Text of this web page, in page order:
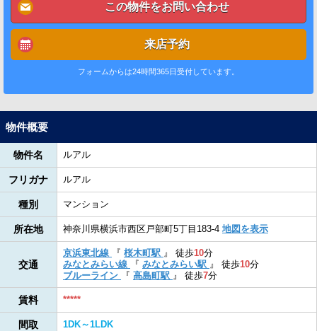
この物件をお問い合わせ
来店予約
フォームからは24時間365日受付しています。
物件概要
物件名 ルアル
フリガナ ルアル
種別 マンション
所在地 神奈川県横浜市西区戸部町5丁目183-4 地図を表示
交通
京浜東北線 『 桜木町駅 』 徒歩10分
みなとみらい線
『 みなとみらい駅 』 徒歩10分
ブルーライン
『 高島町駅 』 徒歩7分
賃料 *****
間取 1DK～1LDK